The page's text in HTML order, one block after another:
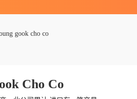
gook cho co
Cho Co